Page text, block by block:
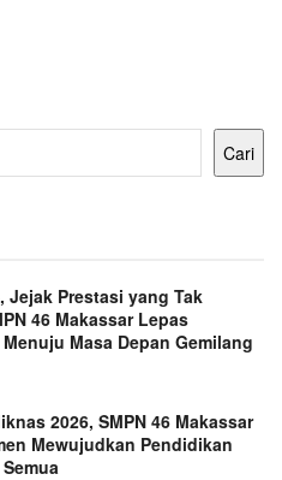
Cari
Jejak Prestasi yang Tak
46 Makassar Lepas
Masa Depan Gemilang
2026, SMPN 46 Makassar
Mewujudkan Pendidikan